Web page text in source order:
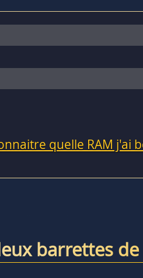
quelle RAM j'ai
barrettes